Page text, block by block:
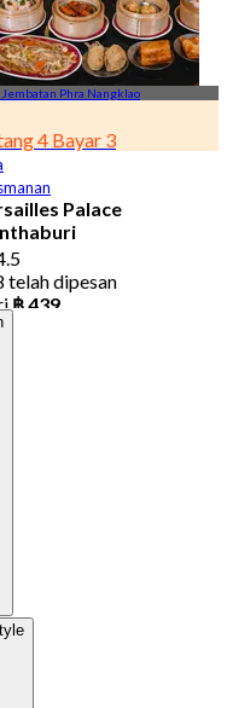
Jembatan Phra Nangklao
4 Bayar 3
Palace
telah dipesan
฿ 439